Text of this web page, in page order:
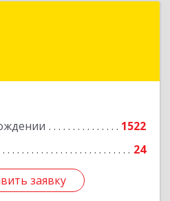
1522
24
заявку
заявку